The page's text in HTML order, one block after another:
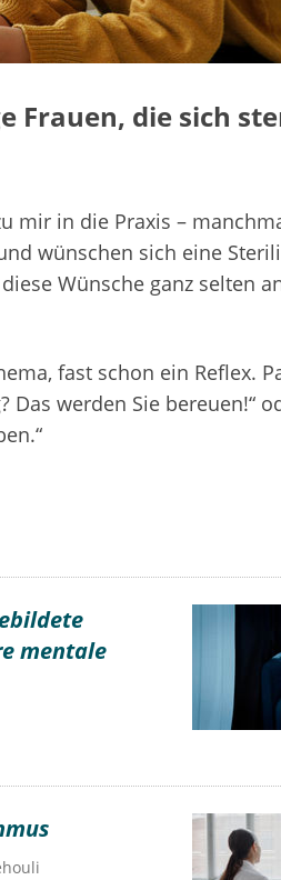
Frauen, die sich
mir in die Praxis –
wünschen sich eine
Wünsche ganz selten
fast schon ein Reflex.
Das werden Sie bereuen!“
mentale